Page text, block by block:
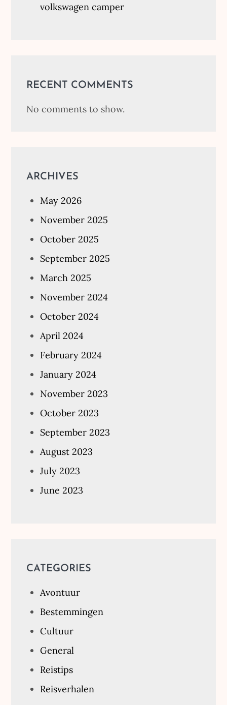
volkswagen camper
RECENT COMMENTS
No comments to show.
ARCHIVES
May 2026
November 2025
October 2025
September 2025
March 2025
November 2024
October 2024
April 2024
February 2024
January 2024
November 2023
October 2023
September 2023
August 2023
July 2023
June 2023
CATEGORIES
Avontuur
Bestemmingen
Cultuur
General
Reistips
Reisverhalen